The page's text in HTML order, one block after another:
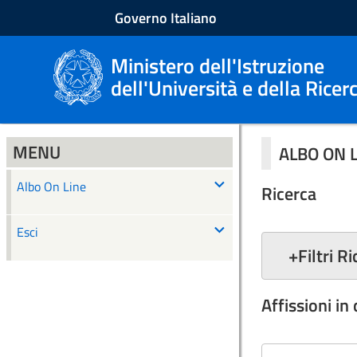
Governo Italiano
Ministero dell'Istruzione
dell'Università e della
MENU
Albo On Line
Esci
ALBO ON
Ricerca
+Filtri
Affissioni in